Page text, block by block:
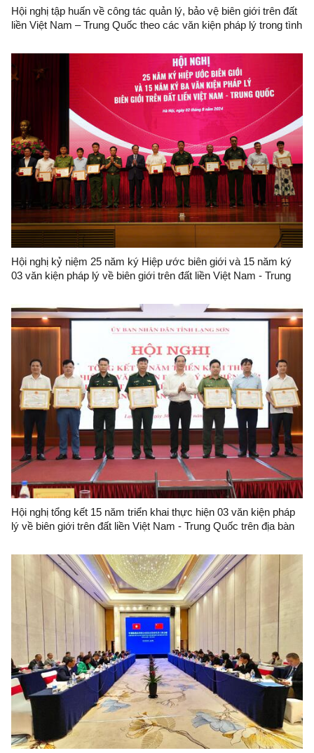
Hội nghị tập huấn về công tác quản lý, bảo vệ biên giới trên đất
liền Việt Nam – Trung Quốc theo các văn kiện pháp lý trong tình
Hội nghị kỷ niệm 25 năm ký Hiệp ước biên giới và 15 năm ký
03 văn kiện pháp lý về biên giới trên đất liền Việt Nam - Trung
Hội nghị tổng kết 15 năm triển khai thực hiện 03 văn kiện pháp
lý về biên giới trên đất liền Việt Nam - Trung Quốc trên địa bàn